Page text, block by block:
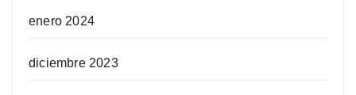
enero 2024
diciembre 2023